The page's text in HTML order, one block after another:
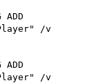
/v
/v